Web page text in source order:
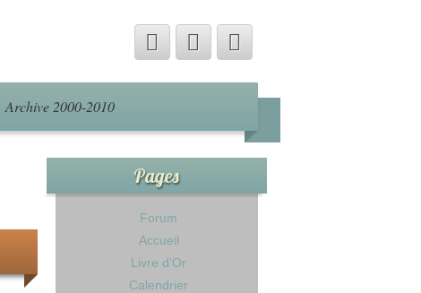
Archive 2000-2010
Pages
Forum
Accueil
Livre d’Or
Calendrier